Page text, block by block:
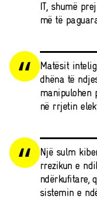
IT, shumë
më të
Matësit
dhëna të
manipulohen
në rrjetin
Një sulm
rrezikun e
ndërkufitare,
sistemin e